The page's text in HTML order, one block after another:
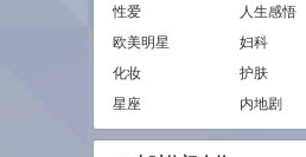
性爱
人生感悟
欧美明星
妇科
化妆
护肤
星座
内地剧